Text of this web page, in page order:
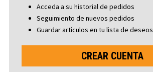
Acceda a su historial de pedidos
Seguimiento de nuevos pedidos
Guardar artículos en tu lista de deseos
CREAR CUENTA